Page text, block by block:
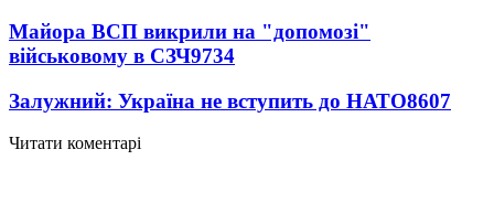
Майора ВСП викрили на "допомозі"
військовому в СЗЧ9734
Залужний: Україна не вступить до НАТО8607
Читати коментарі